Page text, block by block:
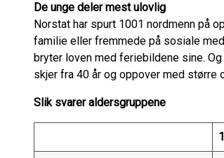
De unge deler mest ulovlig
Norstat har spurt 1001 nordmenn på
familie eller fremmede på sosiale
bryter loven med feriebildene sine.
skjer fra 40 år og oppover med større
Slik svarer aldersgruppene